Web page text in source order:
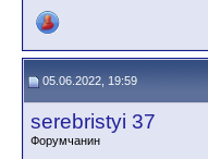
05.06.2022, 19:59
serebristyi 37
Форумчанин